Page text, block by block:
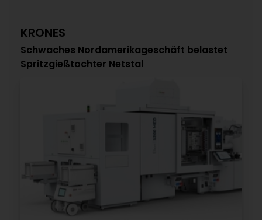
KRONES
Schwaches Nordamerikageschäft belastet
Spritzgießtochter Netstal